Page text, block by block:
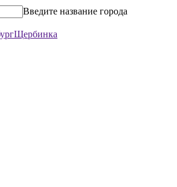
Введите название города
Щербинка